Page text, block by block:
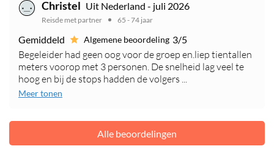
Christel Uit Nederland - juli 2026
Reisde met partner 65 - 74 jaar
Gemiddeld Algemene beoordeling 3/5
Begeleider had geen oog voor de groep en.liep tientallen
meters voorop met 3 personen. De snelheid lag veel te
hoog en bij de stops hadden de volgers ...
Meer tonen
Alle beoordelingen